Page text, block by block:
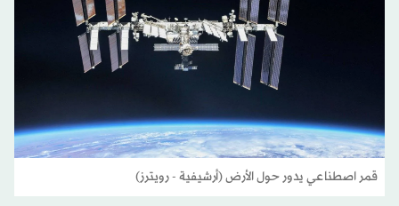
قمر اصطناعي يدور حول الأرض (أرشيفية - رويترز)